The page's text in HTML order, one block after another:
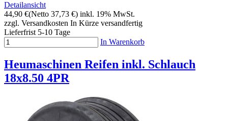
Detailansicht
44,90 €(Netto 37,73 €) inkl. 19% MwSt.
zzgl. Versandkosten In Kürze versandfertig
Lieferfrist 5-10 Tage
In Warenkorb
Heumaschinen Reifen inkl. Schlauch
18x8.50 4PR